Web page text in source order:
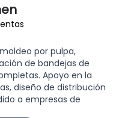
por pulpa,
de bandejas de
Apoyo en la
diseño de distribución
a empresas de